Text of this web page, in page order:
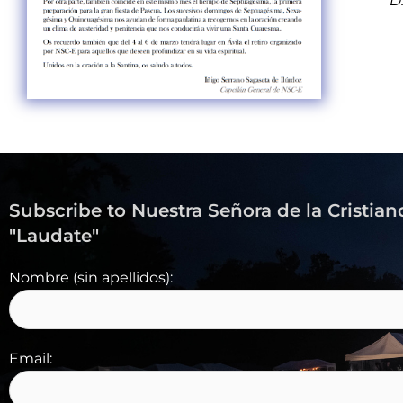
Subscribe to Nuestra Señora de la
"Laudate"
Nombre (sin apellidos):
Email: